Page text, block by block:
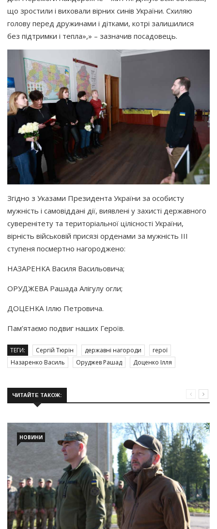
що зростили і виховали вірних синів України. Схиляю
голову перед дружинами і дітками, котрі залишилися
без підтримки і тепла»,» – зазначив посадовець.
Згідно з Указами Президента України за особисту
мужність і самовіддані дії, виявлені у захисті державного
суверенітету та територіальної цілісності України,
вірність військовій присязі орденами за мужність III
ступеня посмертно нагороджено:
НАЗАРЕНКА Василя Васильовича;
ОРУДЖЕВА Рашада Алігулу огли;
ДОЦЕНКА Іллю Петровича.
Пам’ятаємо подвиг наших Героїв.
ТЕГИ: Сергій Тюрін державні нагороди
герої
Назаренко Василь
Оруджев Рашад Доценко Ілля
ЧИТАЙТЕ ТАКОЖ:
НОВИНИ